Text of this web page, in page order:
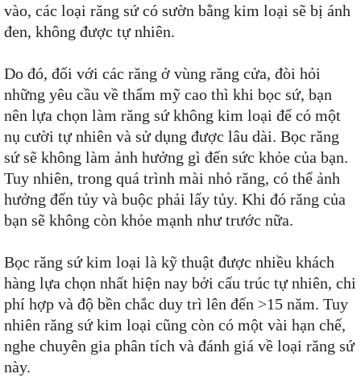
vào, các loại răng sứ có sườn bằng kim loại sẽ bị ánh
đen, không được tự nhiên.
Do đó, đối với các răng ở vùng răng cửa, đòi hỏi
những yêu cầu về thẩm mỹ cao thì khi bọc sứ, bạn
nên lựa chọn làm răng sứ không kim loại để có một
nụ cười tự nhiên và sử dụng được lâu dài. Bọc răng
sứ sẽ không làm ảnh hưởng gì đến sức khỏe của bạn.
Tuy nhiên, trong quá trình mài nhỏ răng, có thể ảnh
hưởng đến tủy và buộc phải lấy tủy. Khi đó răng của
bạn sẽ không còn khỏe mạnh như trước nữa.
Bọc răng sứ kim loại là kỹ thuật được nhiều khách
hàng lựa chọn nhất hiện nay bởi cấu trúc tự nhiên, chi
phí hợp và độ bền chắc duy trì lên đến >15 năm. Tuy
nhiên răng sứ kim loại cũng còn có một vài hạn chế,
nghe chuyên gia phân tích và đánh giá về loại răng sứ
này.